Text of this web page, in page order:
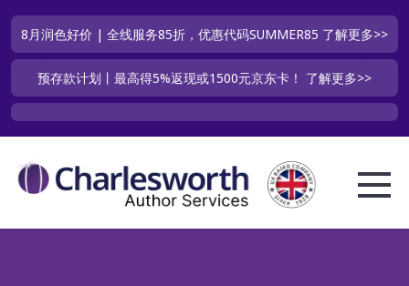
8月润色好价 | 全线服务85折，优惠代码SUMMER85 了解更多>>
预存款计划丨最高得5%返现或1500元京东卡！ 了解更多>>